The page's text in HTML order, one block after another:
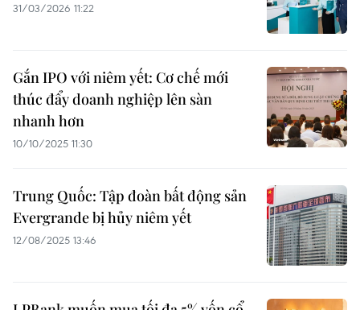
31/03/2026 11:22
Gắn IPO với niêm yết: Cơ chế mới
thúc đẩy doanh nghiệp lên sàn
nhanh hơn
10/10/2025 11:30
Trung Quốc: Tập đoàn bất động sản
Evergrande bị hủy niêm yết
12/08/2025 13:46